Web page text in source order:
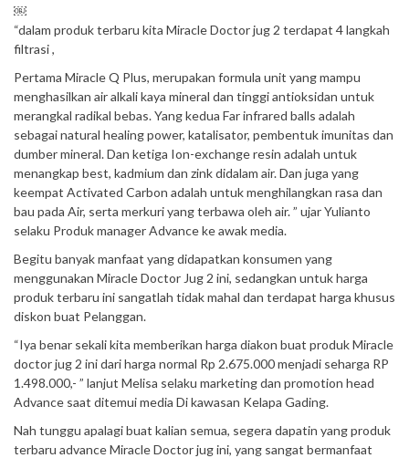
￼
“dalam produk terbaru kita Miracle Doctor jug 2 terdapat 4 langkah
filtrasi ,
Pertama Miracle Q Plus, merupakan formula unit yang mampu
menghasilkan air alkali kaya mineral dan tinggi antioksidan untuk
merangkal radikal bebas. Yang kedua Far infrared balls adalah
sebagai natural healing power, katalisator, pembentuk imunitas dan
dumber mineral. Dan ketiga Ion-exchange resin adalah untuk
menangkap best, kadmium dan zink didalam air. Dan juga yang
keempat Activated Carbon adalah untuk menghilangkan rasa dan
bau pada Air, serta merkuri yang terbawa oleh air. ” ujar Yulianto
selaku Produk manager Advance ke awak media.
Begitu banyak manfaat yang didapatkan konsumen yang
menggunakan Miracle Doctor Jug 2 ini, sedangkan untuk harga
produk terbaru ini sangatlah tidak mahal dan terdapat harga khusus
diskon buat Pelanggan.
“Iya benar sekali kita memberikan harga diakon buat produk Miracle
doctor jug 2 ini dari harga normal Rp 2.675.000 menjadi seharga RP
1.498.000,- ” lanjut Melisa selaku marketing dan promotion head
Advance saat ditemui media Di kawasan Kelapa Gading.
Nah tunggu apalagi buat kalian semua, segera dapatin yang produk
terbaru advance Miracle Doctor jug ini, yang sangat bermanfaat